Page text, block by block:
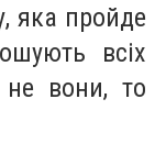
яка пройде
всіх
вони, то